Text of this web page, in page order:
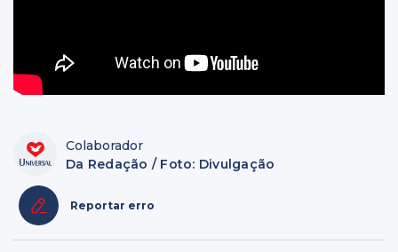
Colaborador
Da Redação / Foto: Divulgação
Reportar erro